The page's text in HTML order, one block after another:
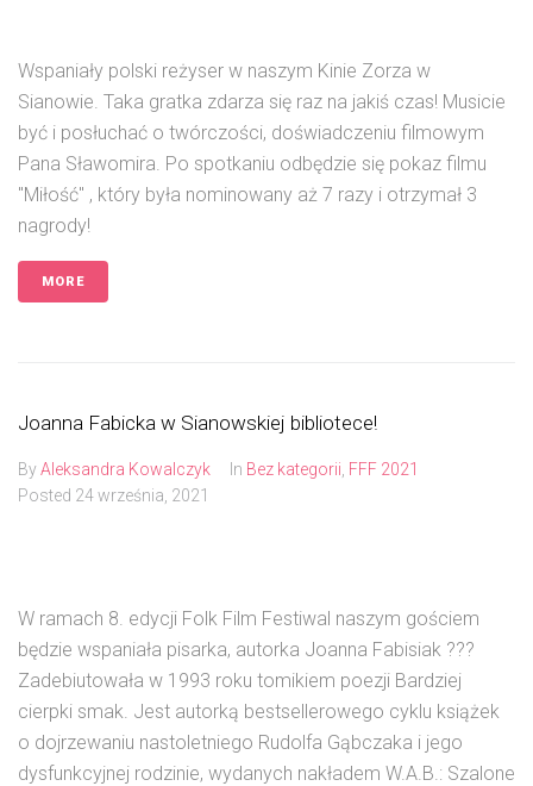
Wspaniały polski reżyser w naszym Kinie Zorza w
Sianowie. Taka gratka zdarza się raz na jakiś czas! Musicie
być i posłuchać o twórczości, doświadczeniu filmowym
Pana Sławomira. Po spotkaniu odbędzie się pokaz filmu
"Miłość" , który była nominowany aż 7 razy i otrzymał 3
nagrody!
MORE
Joanna Fabicka w Sianowskiej bibliotece!
ByAleksandra Kowalczyk In Bez kategorii FFF 2021
Posted 24 września, 2021
W ramach 8. edycji Folk Film Festiwal naszym gościem
będzie wspaniała pisarka, autorka Joanna Fabisiak ???
Zadebiutowała w 1993 roku tomikiem poezji Bardziej
cierpki smak. Jest autorką bestsellerowego cyklu książek
o dojrzewaniu nastoletniego Rudolfa Gąbczaka i jego
dysfunkcyjnej rodzinie, wydanych nakładem W.A.B.: Szalone